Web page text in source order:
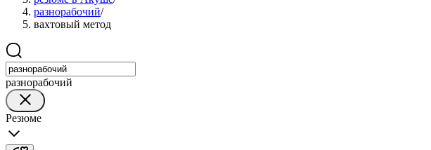
разнорабочий/
вахтовый метод
разнорабочий
Резюме